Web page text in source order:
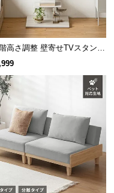
ちらにも組み替え
高さ調整 壁寄せTVスタンド
ター付き 上下左右角度調節